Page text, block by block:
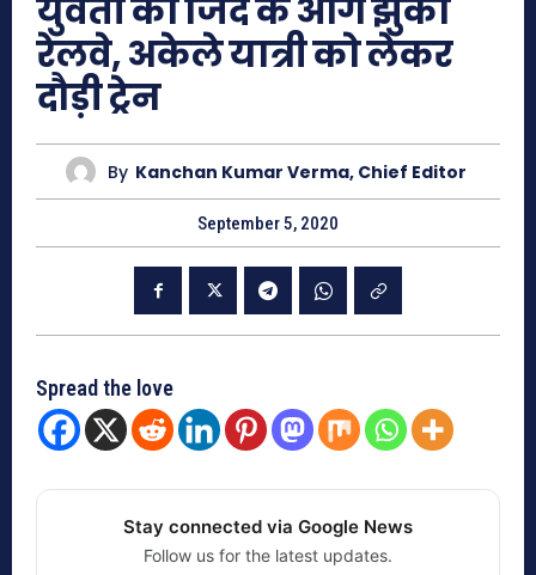
युवती की जिद के आगे झुका
रेलवे, अकेले यात्री को लेकर
दौड़ी ट्रेन
By Kanchan Kumar Verma, Chief Editor
September 5, 2020
Spread the love
Stay connected via Google News
Follow us for the latest updates.